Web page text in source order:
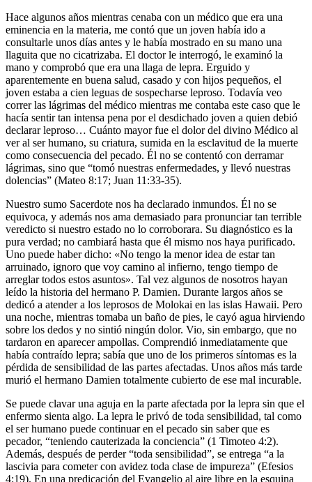
Hace algunos años mientras cenaba con un médico que era una
eminencia en la materia, me contó que un joven había ido a
consultarle unos días antes y le había mostrado en su mano una
llaguita que no cicatrizaba. El doctor le interrogó, le examinó la
mano y comprobó que era una llaga de lepra. Erguido y
aparentemente en buena salud, casado y con hijos pequeños, el
joven estaba a cien leguas de sospecharse leproso. Todavía veo
correr las lágrimas del médico mientras me contaba este caso que le
hacía sentir tan intensa pena por el desdichado joven a quien debió
declarar leproso… Cuánto mayor fue el dolor del divino Médico al
ver al ser humano, su criatura, sumida en la esclavitud de la muerte
como consecuencia del pecado. Él no se contentó con derramar
lágrimas, sino que “tomó nuestras enfermedades, y llevó nuestras
dolencias” (Mateo 8:17; Juan 11:33-35).
Nuestro sumo Sacerdote nos ha declarado inmundos. Él no se
equivoca, y además nos ama demasiado para pronunciar tan terrible
veredicto si nuestro estado no lo corroborara. Su diagnóstico es la
pura verdad; no cambiará hasta que él mismo nos haya purificado.
Uno puede haber dicho: «No tengo la menor idea de estar tan
arruinado, ignoro que voy camino al infierno, tengo tiempo de
arreglar todos estos asuntos». Tal vez algunos de nosotros hayan
leído la historia del hermano P. Damien. Durante largos años se
dedicó a atender a los leprosos de Molokai en las islas Hawaii. Pero
una noche, mientras tomaba un baño de pies, le cayó agua hirviendo
sobre los dedos y no sintió ningún dolor. Vio, sin embargo, que no
tardaron en aparecer ampollas. Comprendió inmediatamente que
había contraído lepra; sabía que uno de los primeros síntomas es la
pérdida de sensibilidad de las partes afectadas. Unos años más tarde
murió el hermano Damien totalmente cubierto de ese mal incurable.
Se puede clavar una aguja en la parte afectada por la lepra sin que el
enfermo sienta algo. La lepra le privó de toda sensibilidad, tal como
el ser humano puede continuar en el pecado sin saber que es
pecador, “teniendo cauterizada la conciencia” (1 Timoteo 4:2).
Además, después de perder “toda sensibilidad”, se entrega “a la
lascivia para cometer con avidez toda clase de impureza” (Efesios
4:19). En una predicación del Evangelio al aire libre en la esquina